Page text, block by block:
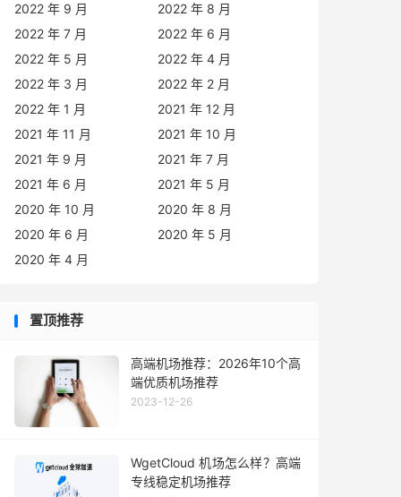
2022 年 9 月
2022 年 8 月
2022 年 7 月
2022 年 6 月
2022 年 5 月
2022 年 4 月
2022 年 3 月
2022 年 2 月
2022 年 1 月
2021 年 12 月
2021 年 11 月
2021 年 10 月
2021 年 9 月
2021 年 7 月
2021 年 6 月
2021 年 5 月
2020 年 10 月
2020 年 8 月
2020 年 6 月
2020 年 5 月
2020 年 4 月
置顶推荐
高端机场推荐：2026年10个高
端优质机场推荐
2023-12-26
WgetCloud 机场怎么样？高端
专线稳定机场推荐